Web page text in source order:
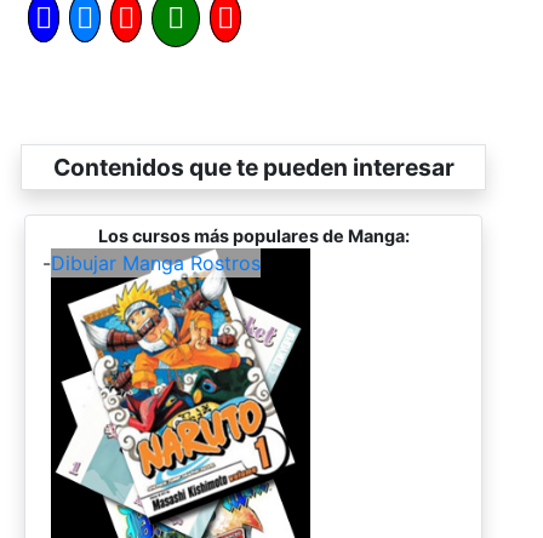
Contenidos que te pueden interesar
Los cursos más populares de Manga:
-Dibujar Manga Rostros